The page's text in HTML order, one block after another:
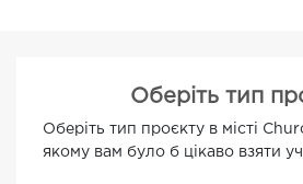
Оберіть тип
Оберіть тип проєкту в місті
якому вам було б цікаво взяти